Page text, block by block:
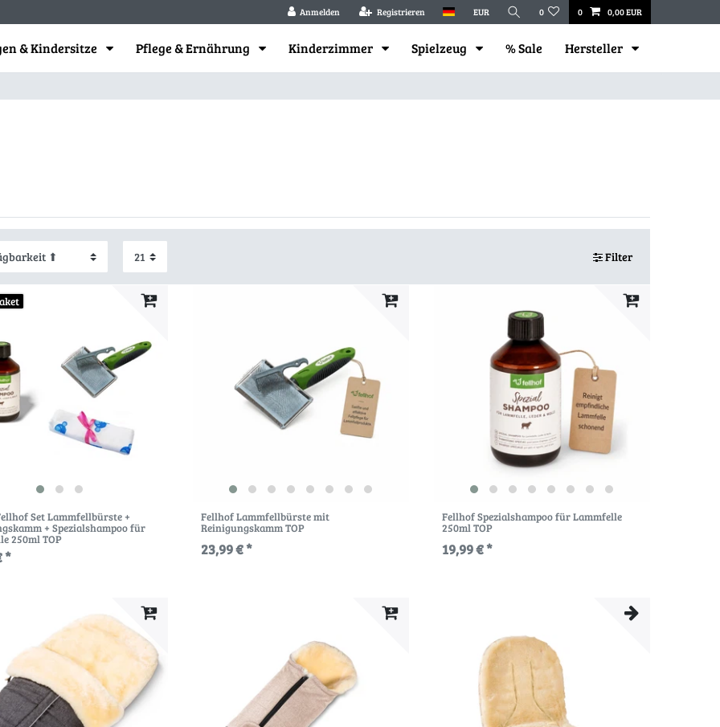
Anmelden Registrieren EUR 0 0 0,00 EUR
& Kindersitze Pflege & Ernährung Kinderzimmer Spielzeug % Sale Hersteller
Filter
Set Lammfellbürste +
+ Spezialshampoo für
250ml TOP
*
Fellhof Lammfellbürste mit
Reinigungskamm TOP
23,99 € *
Fellhof Spezialshampoo für Lammfelle
250ml TOP
19,99 € *